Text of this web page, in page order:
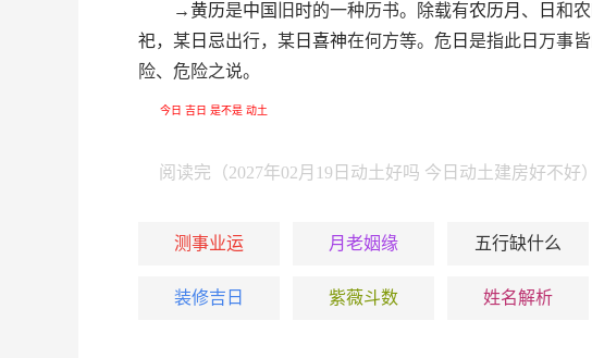
→黄历是中国 旧 时的一种历书。除载有农历月 、 日 和农
祀，某 日 忌出行，某 日 喜神在何方等。危 日 是指此 日 万事皆
险、危险之说。
今日 吉日 是不是 动土
阅读完（2027年02月19日动土好吗 今日动土建房好不好
测事业运 月老姻缘 五行缺什么
装修吉日 紫薇斗数 姓名解析